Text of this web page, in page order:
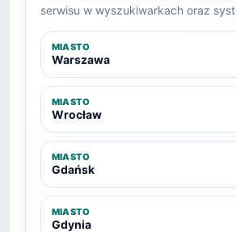
serwisu w wyszukiwarkach oraz
MIASTO
Warszawa
MIASTO
Wrocław
MIASTO
Gdańsk
MIASTO
Gdynia